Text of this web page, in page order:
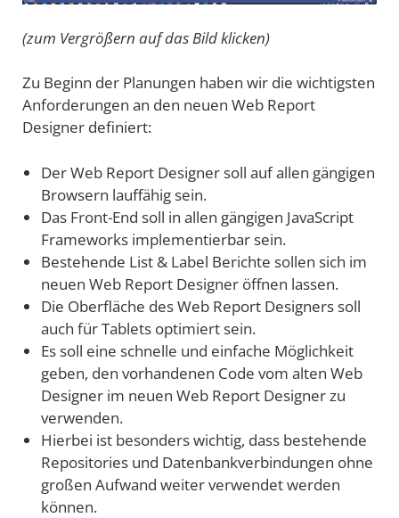
(zum Vergrößern auf das Bild klicken)
Zu Beginn der Planungen haben wir die wichtigsten
Anforderungen an den neuen Web Report
Designer definiert:
Der Web Report Designer soll auf allen gängigen
Browsern lauffähig sein.
Das Front-End soll in allen gängigen JavaScript
Frameworks implementierbar sein.
Bestehende List & Label Berichte sollen sich im
neuen Web Report Designer öffnen lassen.
Die Oberfläche des Web Report Designers soll
auch für Tablets optimiert sein.
Es soll eine schnelle und einfache Möglichkeit
geben, den vorhandenen Code vom alten Web
Designer im neuen Web Report Designer zu
verwenden.
Hierbei ist besonders wichtig, dass bestehende
Repositories und Datenbankverbindungen ohne
großen Aufwand weiter verwendet werden
können.